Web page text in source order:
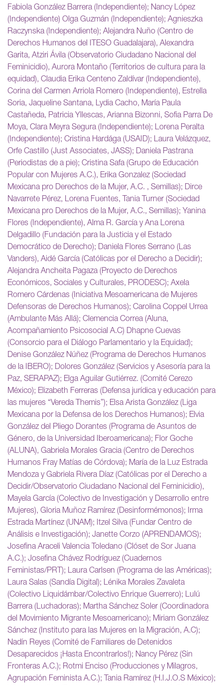
Fabiola González Barrera (Independiente); Nancy López
(Independiente) Olga Guzmán (Independiente); Agnieszka
Raczynska (Independiente); Alejandra Nuño (Centro de
Derechos Humanos del ITESO Guadalajara), Alexandra
Garita, Atziri Ávila (Observatorio Ciudadano Nacional del
Feminicidio), Aurora Montaño (Territorios de cultura para la
equidad), Claudia Erika Centeno Zaldívar (Independiente),
Corina del Carmen Arriola Romero (Independiente), Estrella
Soria, Jaqueline Santana, Lydia Cacho, María Paula
Castañeda, Patricia Yllescas, Arianna Bizonni, Sofia Parra De
Moya, Clara Meyra Segura (Independiente); Lorena Peralta
(Independiente); Cristina Hardága (USAID); Laura Velázquez,
Orfe Castillo (Just Associates, JASS); Daniela Pastrana
(Periodistas de a pie); Cristina Safa (Grupo de Educación
Popular con Mujeres A.C.), Erika Gonzalez (Sociedad
Mexicana pro Derechos de la Mujer, A.C. , Semillas); Dirce
Navarrete Pérez, Lorena Fuentes, Tania Turner (Sociedad
Mexicana pro Derechos de la Mujer, A.C., Semillas); Yanina
Flores (Independiente), Alma R. García y Ana Lorena
Delgadillo (Fundación para la Justicia y el Estado
Democrático de Derecho); Daniela Flores Serrano (Las
Vanders), Aidé García (Católicas por el Derecho a Decidir);
Alejandra Ancheita Pagaza (Proyecto de Derechos
Económicos, Sociales y Culturales, PRODESC); Axela
Romero Cárdenas (Iniciativa Mesoamericana de Mujeres
Defensoras de Derechos Humanos); Carolina Coppel Urrea
(Ambulante Más Allá); Clemencia Correa (Aluna,
Acompañamiento Psicosocial A.C) Dhapne Cuevas
(Consorcio para el Diálogo Parlamentario y la Equidad);
Denise González Núñez (Programa de Derechos Humanos
de la IBERO); Dolores González (Servicios y Asesoría para la
Paz, SERAPAZ); Elga Aguilar Gutiérrez. (Comité Cerezo
México); Elizabeth Ferreras (Defensa jurídica y educación para
las mujeres “Vereda Themis”); Elsa Arista González (Liga
Mexicana por la Defensa de los Derechos Humanos); Elvia
González del Pliego Dorantes (Programa de Asuntos de
Género, de la Universidad Iberoamericana); Flor Goche
(ALUNA), Gabriela Morales Gracia (Centro de Derechos
Humanos Fray Matías de Córdova); María de la Luz Estrada
Mendoza y Gabriela Rivera Díaz (Católicas por el Derecho a
Decidir/Observatorio Ciudadano Nacional del Feminicidio),
Mayela García (Colectivo de Investigación y Desarrollo entre
Mujeres), Gloria Muñoz Ramírez (Desinformémonos); Irma
Estrada Martínez (UNAM); Itzel Silva (Fundar Centro de
Análisis e Investigación); Janette Corzo (APRENDAMOS);
Josefina Araceli Valencia Toledano (Clóset de Sor Juana
A.C.); Josefina Chávez Rodríguez (Cuadernos
Feministas/PRT); Laura Carlsen (Programa de las Américas);
Laura Salas (Sandía Digital); Lénika Morales Zavaleta
(Colectivo Liquidámbar/Colectivo Enrique Guerrero); Lulú
Barrera (Luchadoras); Martha Sánchez Soler (Coordinadora
del Movimiento Migrante Mesoamericano); Miriam González
Sánchez (Instituto para las Mujeres en la Migración, A.C);
Nadín Reyes (Comité de Familiares de Detenidos
Desaparecidos ¡Hasta Encontrarlos!); Nancy Pérez (Sin
Fronteras A.C.); Rotmi Enciso (Producciones y Milagros,
Agrupación Feminista A.C.); Tania Ramírez (H.I.J.O.S México);